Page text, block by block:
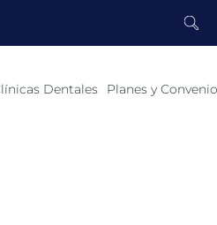
Dentales Planes y